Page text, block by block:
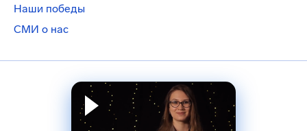
Наши победы
СМИ о нас